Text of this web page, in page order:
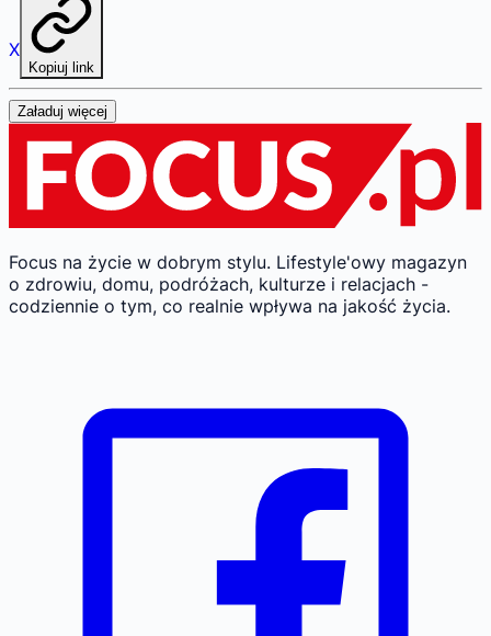
X
Kopiuj link
Załaduj więcej
Focus na życie w dobrym stylu. Lifestyle'owy magazyn
o zdrowiu, domu, podróżach, kulturze i relacjach -
codziennie o tym, co realnie wpływa na jakość życia.